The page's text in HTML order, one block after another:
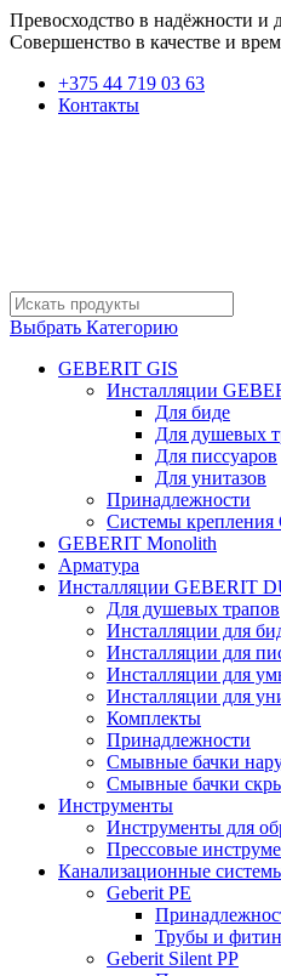
Превосходство в
Совершенство в качестве и
+375 44 719 03 63
Контакты
Выбрать Категорию
GEBERIT GIS
Инсталляции
Для биде
Для душевых
Для писсуаров
Для унитазов
Принадлежности
Системы крепления
GEBERIT Monolith
Арматура
Инсталляции GEBERIT
Для душевых трапов
Инсталляции для
Инсталляции для
Инсталляции для
Инсталляции для
Комплекты
Принадлежности
Смывные бачки
Смывные бачки
Инструменты
Инструменты для
Прессовые
Канализационные
Geberit PE
Трубы и
Geberit Silent PP